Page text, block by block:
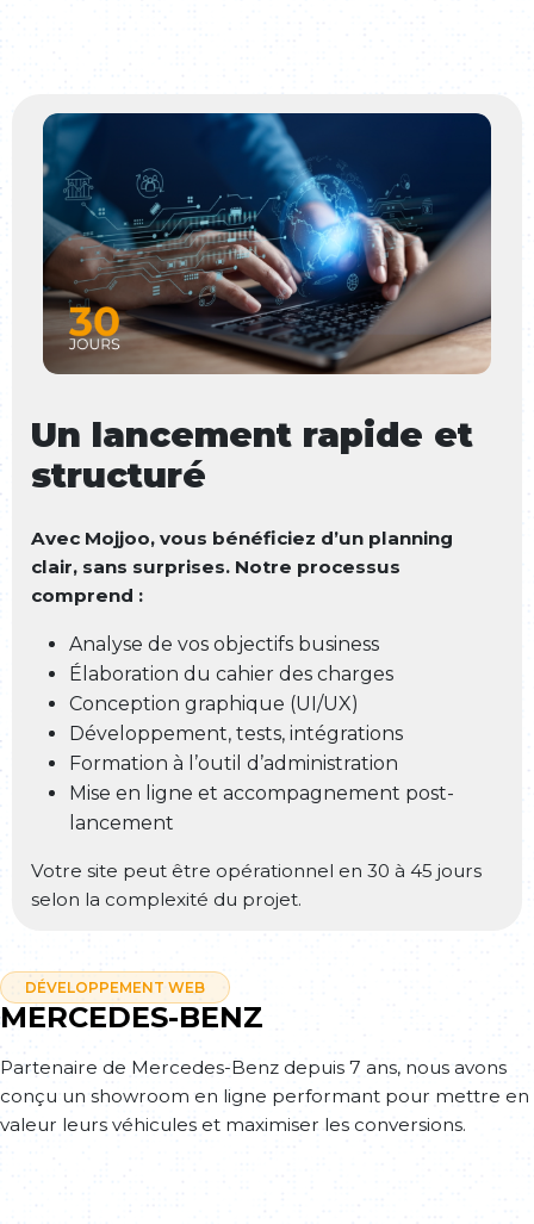
Un lancement rapide et
structuré
Avec Mojjoo, vous bénéficiez d’un planning
clair, sans surprises. Notre processus
comprend :
Analyse de vos objectifs business
Élaboration du cahier des charges
Conception graphique (UI/UX)
Développement, tests, intégrations
Formation à l’outil d’administration
Mise en ligne et accompagnement post-
lancement
Votre site peut être opérationnel en 30 à 45 jours
selon la complexité du projet.
DÉVELOPPEMENT WEB
MERCEDES-BENZ
Partenaire de Mercedes-Benz depuis 7 ans, nous avons
conçu un showroom en ligne performant pour mettre en
valeur leurs véhicules et maximiser les conversions.